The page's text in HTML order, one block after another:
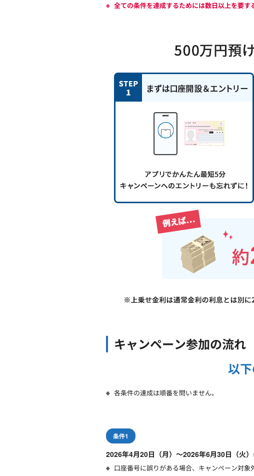
全ての条件を達成するためには数日以上を要す
キャンペーン参加の流れ
以
各条件の達成は順番を問いません。
条件1
2026年4月20日（月）～2026年6月30日（火
口座番号に誤りがある場合、キャンペーン対象